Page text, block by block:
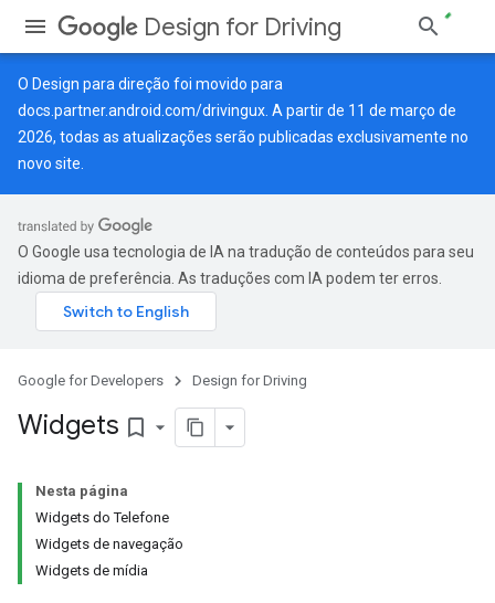
Design for Driving
O Design para direção foi movido para
docs.partner.android.com/drivingux . A partir de 11 de março de
2026, todas as atualizações serão publicadas exclusivamente no
novo site.
O Google usa tecnologia de IA na tradução de conteúdos para seu
idioma de preferência. As traduções com IA podem ter erros.
Google for Developers Design for Driving
Widgets bookmark_border
Nesta página
Widgets do Telefone
Widgets de navegação
Widgets de mídia